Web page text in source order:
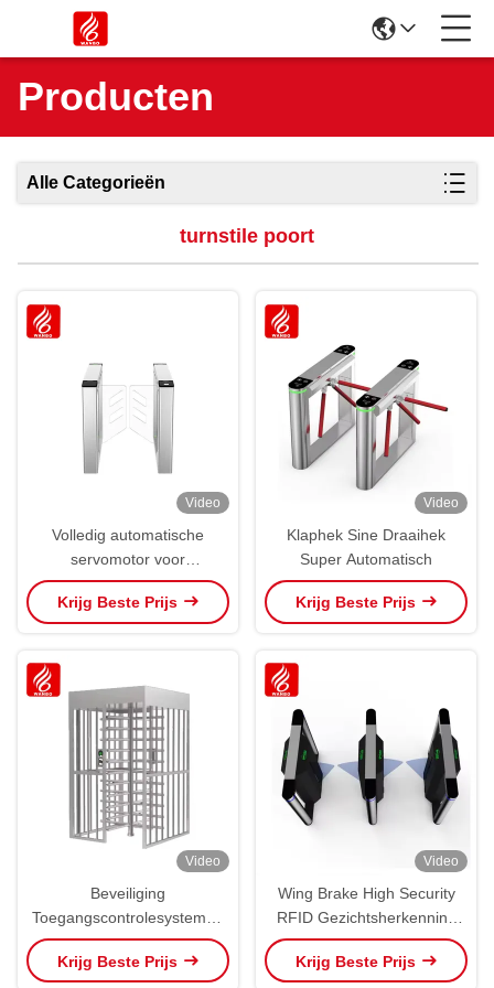
Producten
Alle Categorieën
turnstile poort
Video
Volledig automatische
servomotor voor
voetgangers
Krijg Beste Prijs
Video
Klaphek Sine Draaihek
Super Automatisch
Krijg Beste Prijs
Video
Beveiliging
Toegangscontrolesystemen
Poortdraaien Volle hoogte
Draaien
Krijg Beste Prijs
Video
Wing Brake High Security
RFID Gezichtsherkenning
Vingerafdruk
Toegangscontrole Flap
Krijg Beste Prijs